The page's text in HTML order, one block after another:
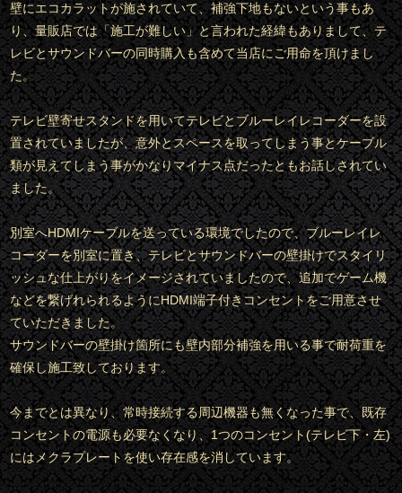
壁にエコカラットが施されていて、補強下地もないという事もあ
り、量販店では「施工が難しい」と言われた経緯もありまして、テ
レビとサウンドバーの同時購入も含めて当店にご用命を頂けまし
た。
テレビ壁寄せスタンドを用いてテレビとブルーレイレコーダーを設
置されていましたが、意外とスペースを取ってしまう事とケーブル
類が見えてしまう事がかなりマイナス点だったともお話しされてい
ました。
別室へHDMIケーブルを送っている環境でしたので、ブルーレイレ
コーダーを別室に置き、テレビとサウンドバーの壁掛けでスタイリ
ッシュな仕上がりをイメージされていましたので、追加でゲーム機
などを繋げれられるようにHDMI端子付きコンセントをご用意させ
ていただきました。
サウンドバーの壁掛け箇所にも壁内部分補強を用いる事で耐荷重を
確保し施工致しております。
今までとは異なり、常時接続する周辺機器も無くなった事で、既存
コンセントの電源も必要なくなり、1つのコンセント(テレビ下・左)
にはメクラプレートを使い存在感を消しています。